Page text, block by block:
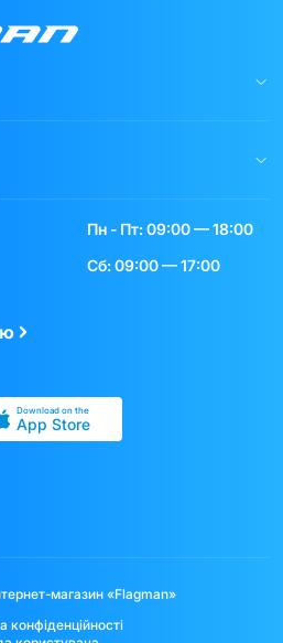
Пн - Пт: 09:00 — 18:00
Сб: 09:00 — 17:00
Download on the
App Store
магазин «Flagman»
конфіденційності